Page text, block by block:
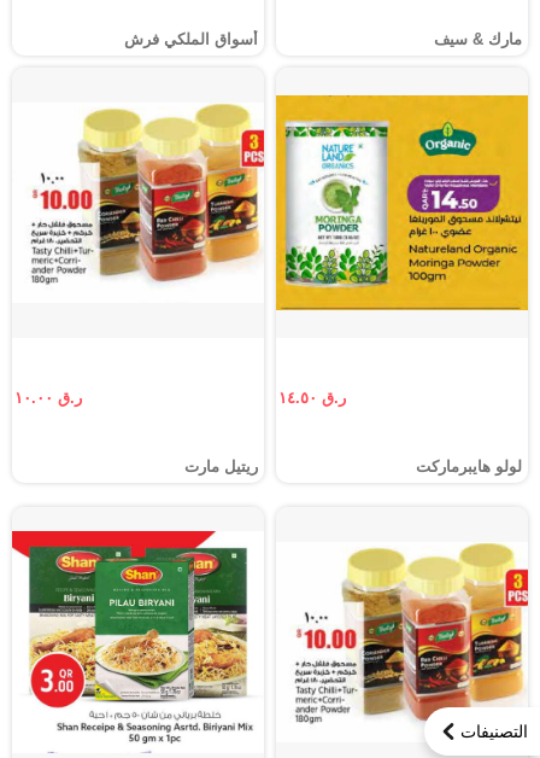
التصنيفات
مارك & سيف أسواق الملكي فرش
ر.ق ١٤.٥٠
لولو هايبرماركت
ر.ق ١٠.٠٠
ريتيل مارت